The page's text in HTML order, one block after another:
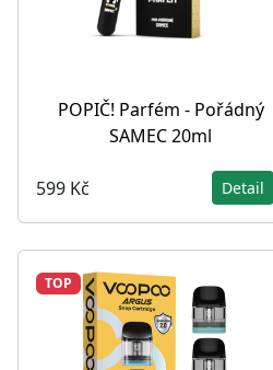
POPIČ! Parfém - Pořádný
SAMEC 20ml
599 Kč Detail
TOP